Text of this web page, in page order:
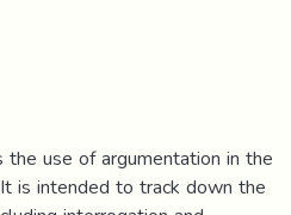
use of argumentation in the
is intended to track down the